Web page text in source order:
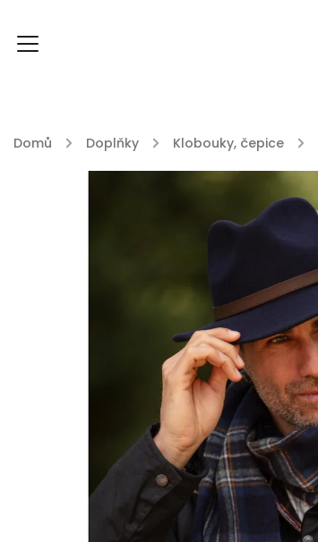
FABLE ENGLAND
Domů / Doplňky / Klobouky, čepice /